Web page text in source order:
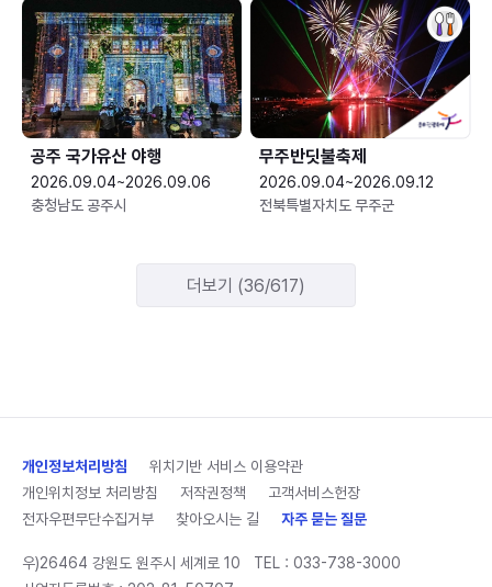
공주 국가유산 야행
2026.09.04~2026.09.06
충청남도 공주시
무주반딧불축제
2026.09.04~2026.09.12
전북특별자치도 무주군
더보기 (36/617)
개인정보처리방침
위치기반 서비스 이용약관
개인위치정보 처리방침
저작권정책
고객서비스헌장
전자우편무단수집거부
찾아오시는 길 자주 묻는 질문
우)26464 강원도 원주시 세계로 10 TEL : 033-738-3000